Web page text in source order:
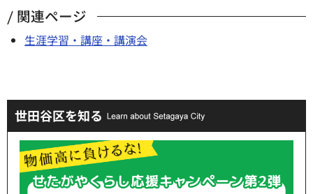
関連ページ
生涯学習・講座・講演会
世田谷区を知る